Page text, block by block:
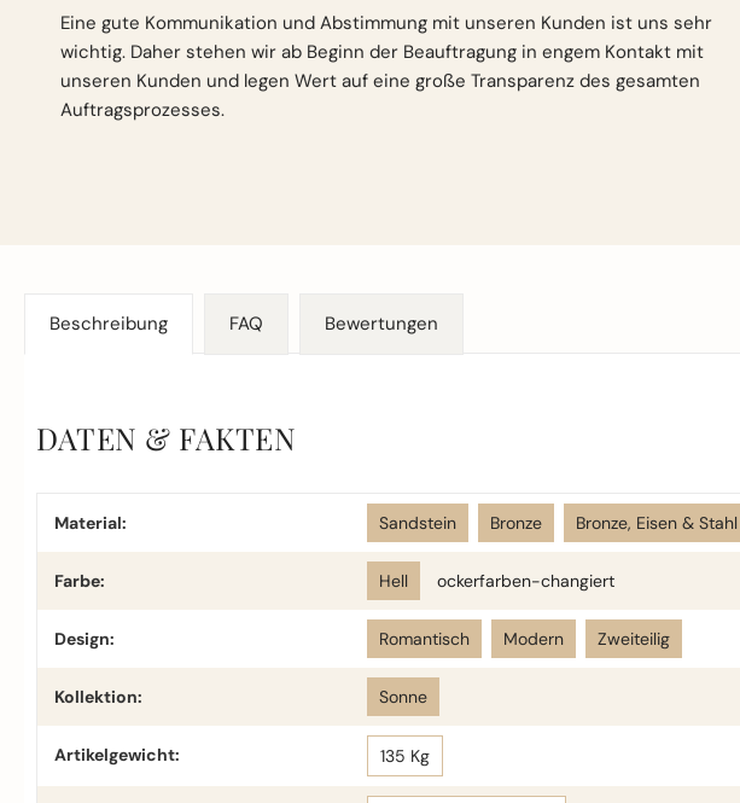
Eine gute Kommunikation und Abstimmung mit unseren Kunden ist uns sehr
wichtig. Daher stehen wir ab Beginn der Beauftragung in engem Kontakt mit
unseren Kunden und legen Wert auf eine große Transparenz des gesamten
Auftragsprozesses.
Beschreibung
DATEN & FAKTEN
Material: Sandstein Bronze Bronze, Eisen & Stahl
Farbe: Hell ockerfarben-changiert
Design: Romantisch Modern Zweiteilig
Kollektion: Sonne
Artikelgewicht: 135 Kg
FAQ Bewertungen